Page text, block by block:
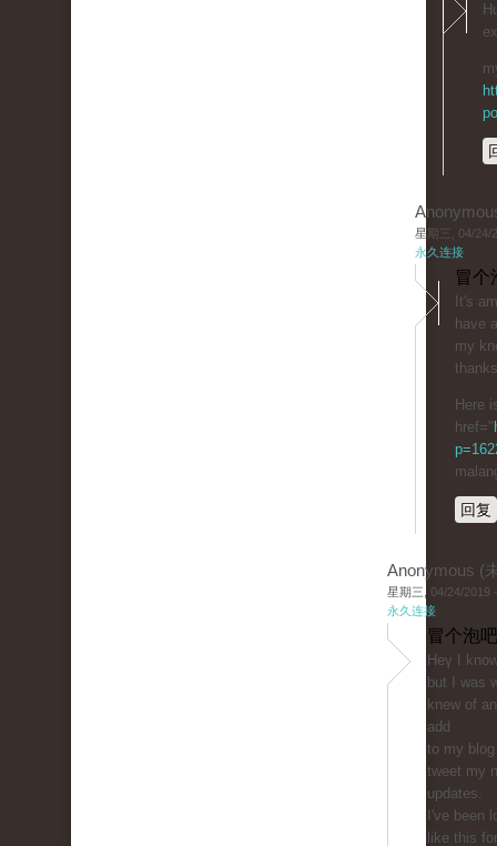
星期三, 04/24/
永久连接
冒个
It's
have
my
Here
href="
回复
Anonymous (
星期三, 04/24/2019
永久连接
冒个泡
Heү I
but I wаs
knew of
add
to my
tweet my
updates.
I've bеen
like this